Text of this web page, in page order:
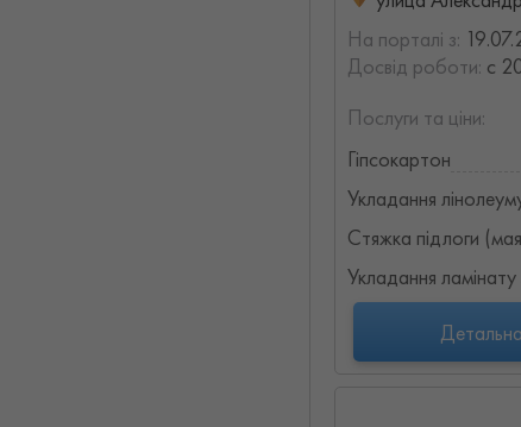
На порталі з:
Досвід роботи: с
Послуги та ціни:
Гіпсокартон
Укладання
Стяжка підлоги
Укладання